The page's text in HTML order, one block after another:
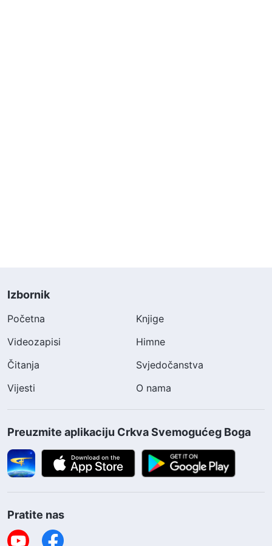
Izbornik
Početna
Knjige
Videozapisi
Himne
Čitanja
Svjedočanstva
Vijesti
O nama
Preuzmite aplikaciju Crkva Svemogućeg Boga
Pratite nas